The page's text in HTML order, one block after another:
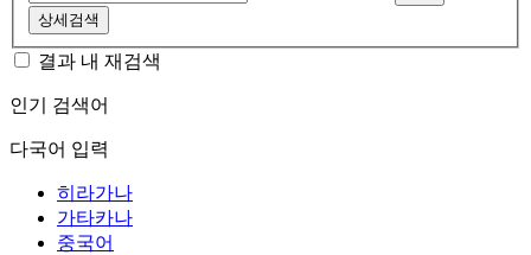
상세검색
결과 내 재검색
인기 검색어
다국어 입력
히라가나
가타카나
중국어